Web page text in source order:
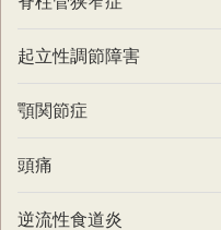
起立性調節障害
顎関節症
頭痛
逆流性食道炎